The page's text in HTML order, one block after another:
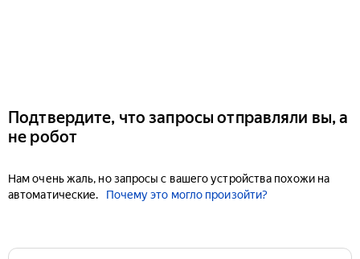
Подтвердите, что запросы отправляли вы, а
не робот
Нам очень жаль, но запросы с вашего устройства похожи на
автоматические.
Почему это могло произойти?